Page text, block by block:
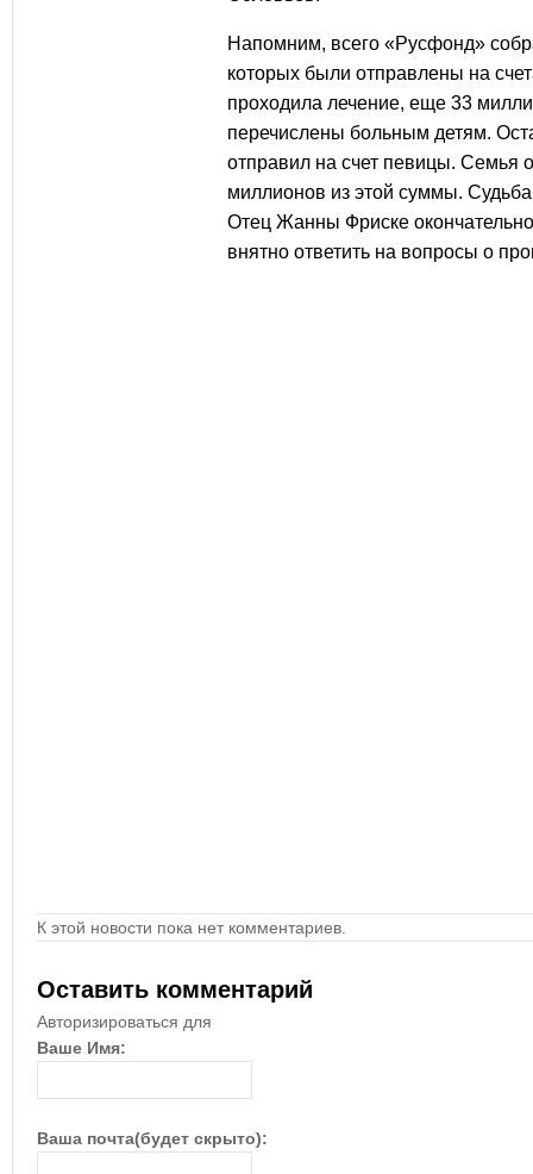
Напомним, всего «Русфонд»
которых были отправлены на
проходила лечение, еще 33
перечислены больным детям.
отправил на счет певицы. Семья
миллионов из этой суммы.
Отец Жанны Фриске
внятно ответить на вопросы о
К этой новости пока нет комментариев.
Оставить комментарий
Авторизироваться для
Ваше Имя:
Ваша почта(будет скрыто):